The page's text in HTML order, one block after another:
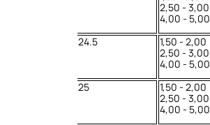
2,50 - 3,00
4,00 - 5,00
24.5
1,50 - 2,00
2,50 - 3,00
4,00 - 5,00
25
1,50 - 2,00
2,50 - 3,00
4,00 - 5,00